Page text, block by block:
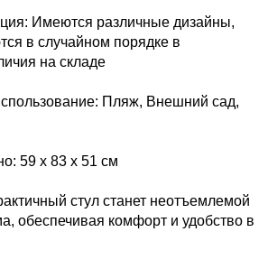
Имеются различные дизайны,
в случайном порядке в
на складе
Пляж, Внешний сад,
59 x 83 x 51 см
стул станет неотъемлемой
обеспечивая комфорт и удобство в